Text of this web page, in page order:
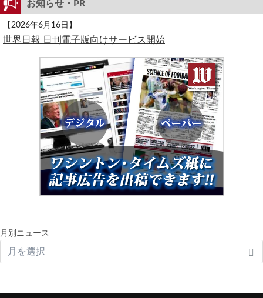
お知らせ・PR
【2026年6月16日】
世界日報 日刊電子版向けサービス開始
月別ニュース